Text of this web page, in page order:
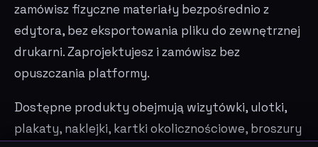
zamówisz fizyczne materiały bezpośrednio z
edytora, bez eksportowania pliku do zewnętrznej
drukarni. Zaprojektujesz i zamówisz bez
opuszczania platformy.
Dostępne produkty obejmują wizytówki, ulotki,
plakaty, naklejki, kartki okolicznościowe, broszury